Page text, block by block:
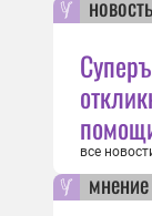
все
мнение